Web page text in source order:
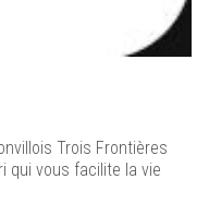
Trois Frontières
qui vous facilite la vie